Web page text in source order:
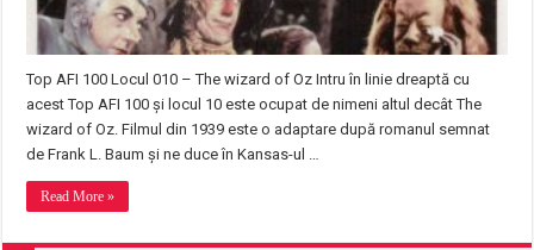
Top AFI 100 Locul 010 – The wizard of Oz Intru în linie dreaptă cu
acest Top AFI 100 și locul 10 este ocupat de nimeni altul decât The
wizard of Oz. Filmul din 1939 este o adaptare după romanul semnat
de Frank L. Baum și ne duce în Kansas-ul …
Read More »